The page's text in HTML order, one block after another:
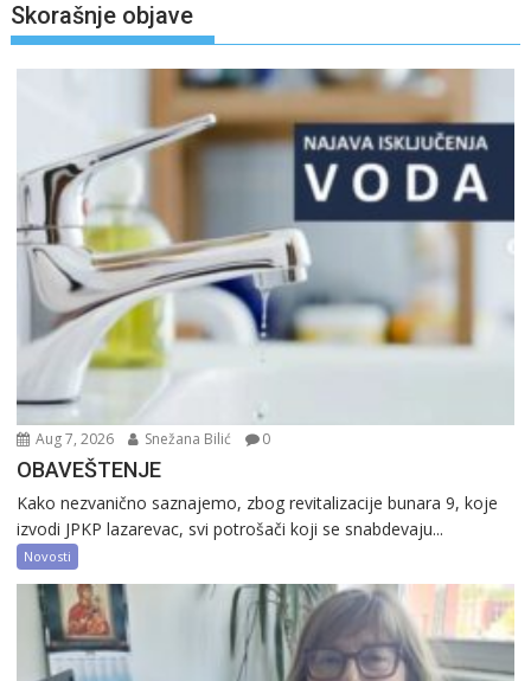
Skorašnje objave
Aug 7, 2026 Snežana Bilić 0
OBAVEŠTENJE
Kako nezvanično saznajemo, zbog revitalizacije bunara 9, koje
izvodi JPKP lazarevac, svi potrošači koji se snabdevaju...
Novosti